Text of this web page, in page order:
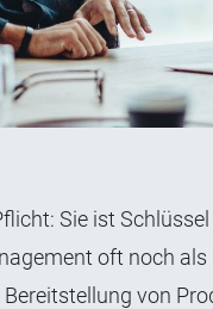
Sie ist
oft noch
von